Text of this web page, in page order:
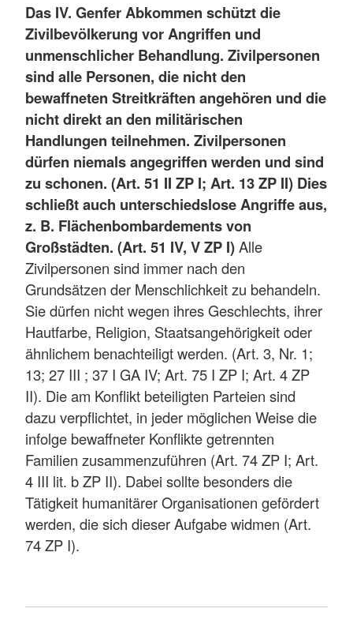
Das IV. Genfer Abkommen schützt die
Zivilbevölkerung vor Angriffen und
unmenschlicher Behandlung. Zivilpersonen
sind alle Personen, die nicht den
bewaffneten Streitkräften angehören und die
nicht direkt an den militärischen
Handlungen teilnehmen. Zivilpersonen
dürfen niemals angegriffen werden und sind
zu schonen. (Art. 51 II ZP I; Art. 13 ZP II) Dies
schließt auch unterschiedslose Angriffe aus,
z. B. Flächenbombardements von
Großstädten. (Art. 51 IV, V ZP I)Alle
Zivilpersonen sind immer nach den
Grundsätzen der Menschlichkeit zu behandeln.
Sie dürfen nicht wegen ihres Geschlechts, ihrer
Hautfarbe, Religion, Staatsangehörigkeit oder
ähnlichem benachteiligt werden. (Art. 3, Nr. 1;
13; 27 III ; 37 I GA IV; Art. 75 I ZP I; Art. 4 ZP
II). Die am Konflikt beteiligten Parteien sind
dazu verpflichtet, in jeder möglichen Weise die
infolge bewaffneter Konflikte getrennten
Familien zusammenzuführen (Art. 74 ZP I; Art.
4 III lit. b ZP II). Dabei sollte besonders die
Tätigkeit humanitärer Organisationen gefördert
werden, die sich dieser Aufgabe widmen (Art.
74 ZP I).